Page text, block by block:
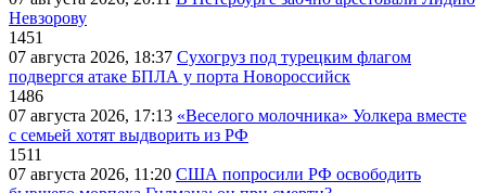
Невзорову
1451
07 августа 2026, 18:37 Сухогруз под турецким флагом
подвергся атаке БПЛА у порта Новороссийск
1486
07 августа 2026, 17:13 «Веселого молочника» Уолкера вместе
с семьей хотят выдворить из РФ
1511
07 августа 2026, 11:20 США попросили РФ освободить